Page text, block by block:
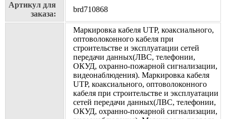
Артикул для
заказа:
brd710868
Маркировка кабеля UTP, коаксиального,
оптоволоконного кабеля при
строительстве и эксплуатации сетей
передачи данных(ЛВС, телефонии,
ОКУД, охранно-пожарной сигнализации,
видеонаблюдения). Маркировка кабеля
UTP, коаксиального, оптоволоконного
кабеля при строительстве и эксплуатации
сетей передачи данных(ЛВС, телефонии,
ОКУД, охранно-пожарной сигнализации,